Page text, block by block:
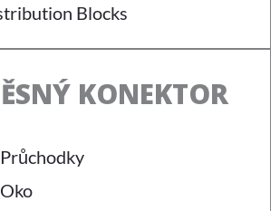
Blocks
KONEKTOR